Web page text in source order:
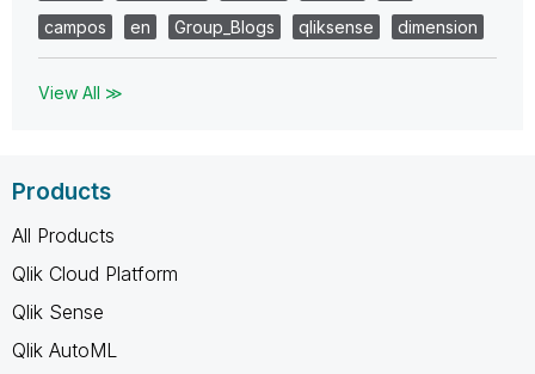
campos
en Group_Blogs qliksense dimension
View All ≫
Products
All Products
Qlik Cloud Platform
Qlik Sense
Qlik AutoML